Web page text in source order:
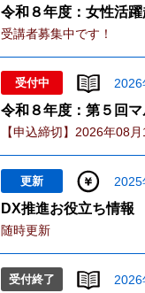
令和８年度：女性活
受講者募集中です！
受付中 2026
令和８年度：第５回
【申込締切】2026年08
更新 2025
DX推進お役立ち情報
随時更新
受付終了 2026